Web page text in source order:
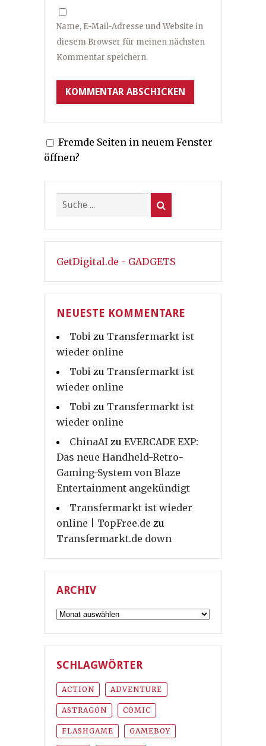
Name, E-Mail-Adresse und Website in
diesem Browser für meinen nächsten
Kommentar speichern.
Fremde Seiten in neuem Fenster
öffnen?
GetDigital.de - GADGETS
NEUESTE KOMMENTARE
Tobi zu Transfermarkt ist
wieder online
Tobi zu Transfermarkt ist
wieder online
Tobi zu Transfermarkt ist
wieder online
ChinaAI zu EVERCADE EXP:
Das neue Handheld-Retro-
Gaming-System von Blaze
Entertainment angekündigt
Transfermarkt ist wieder
online | TopFree.de zu
Transfermarkt.de down
ARCHIV
Archiv
SCHLAGWÖRTER
ACTION ADVENTURE
ASTRAGON COMIC
FLASHGAME GAMEBOY